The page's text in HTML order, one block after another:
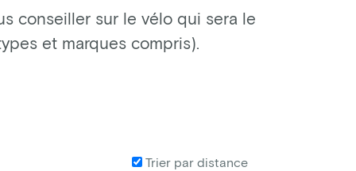
conseiller sur le vélo qui sera le
et marques compris).
Trier par distance